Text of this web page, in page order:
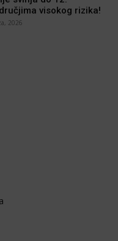
visokog rizika!
2026